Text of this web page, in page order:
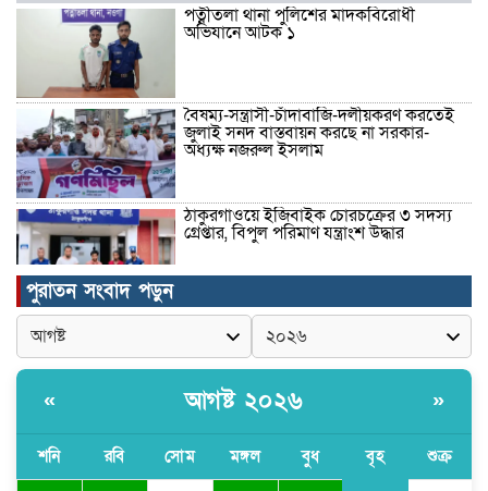
পত্নীতলা থানা পুলিশের মাদকবিরোধী
অভিযানে আটক ১
বৈষম্য-সন্ত্রাসী-চাঁদাবাজি-দলীয়করণ করতেই
জুলাই সনদ বাস্তবায়ন করছে না সরকার-
অধ্যক্ষ নজরুল ইসলাম
ঠাকুরগাঁওয়ে ইজিবাইক চোরচক্রের ৩ সদস্য
গ্রেপ্তার, বিপুল পরিমাণ যন্ত্রাংশ উদ্ধার ‎
মুন্সীগঞ্জের টংগীবাড়ীতে ৭ ফুট ৬ ইঞ্চি উচ্চতার
গাঁজা গাছের পরিচর্যাকারী গ্রেপ্তার।
ঘণ্টার পর ঘণ্টা বিদ্যুৎহীন মৌলভীবাজার:
পুরাতন সংবাদ পড়ুন
« আগষ্ট ২০২৬ »
শনি রবি সোম মঙ্গল বুধ বৃহ শুক্র